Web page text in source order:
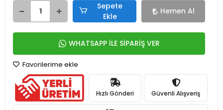
Sepete
Ekle
Hemen Al
WHATSAPP İLE SİPARİŞ VER
Favorilerime ekle
Hızlı Gönderi Güvenli Alışveriş